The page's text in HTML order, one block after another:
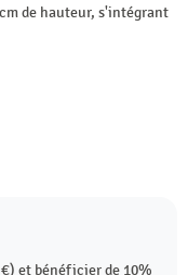
de hauteur, s'intégrant
et bénéficier de 10%